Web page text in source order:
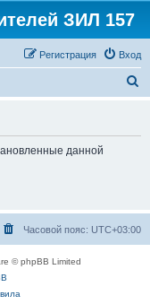
ЗИЛ 157
Вход
Регистрация
данной
Часовой пояс: UTC+03:00
© phpBB Limited